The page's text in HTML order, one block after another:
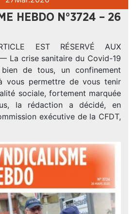
HEBDO N°3724 – 26
EST RÉSERVÉ AUX
La crise sanitaire du Covid-19
de tous, un confinement
vous permettre de vous tenir
sociale, fortement marquée
la rédaction a décidé, en
exécutive de la CFDT,